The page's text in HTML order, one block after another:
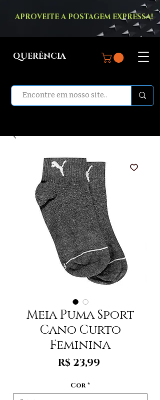
APROVEITE A POSTAGEM EXPRESSA!
QUERÊNCIA
Meia Puma Sport
Cano Curto
Feminina
R$ 23,99
Cor *